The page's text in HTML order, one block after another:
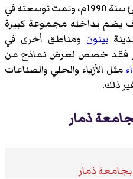
أنشئ سنة 1990م، وتمت توسعته في
يضم بداخله مجموعة كبيرة
بينون ومناطق أخرى في
فقد خصص لعرض نماذج من
مثل الأزياء والحلي والصناعات
ذلك.
ذمار
ذمار